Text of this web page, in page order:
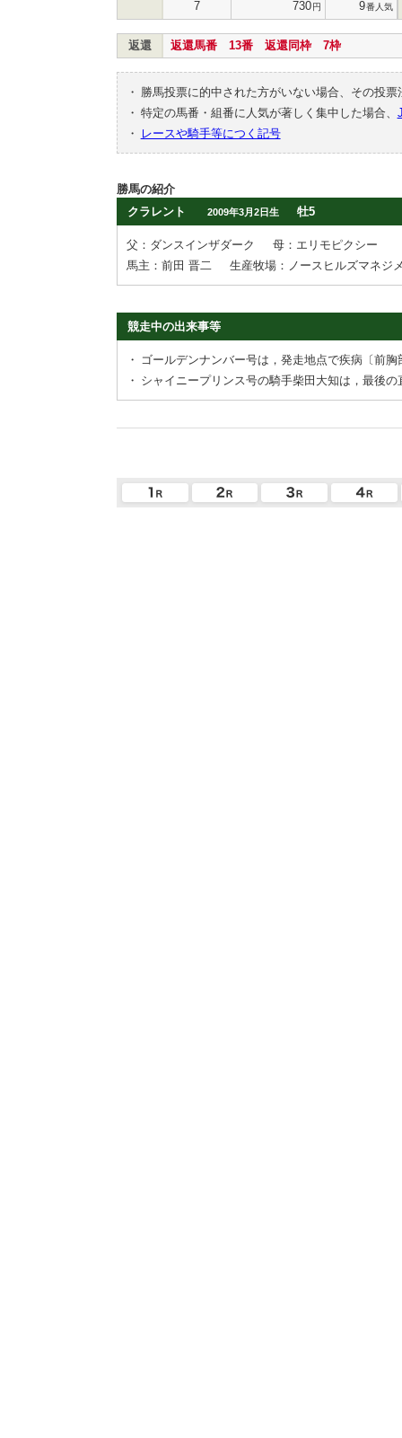
7 730円 9番人気
返還 返還馬番 13番 返還同枠 7枠
・
勝馬投票に的中された方がいない場合、その投
・ 特定の馬番・組番に人気が著しく集中した場合、
・
レースや騎手等につく記号
勝馬の紹介
クラレント
2009年3月2日生 牡5
父：ダンスインザダーク
母：エリモピクシー
馬主：前田 晋二
生産牧場：ノースヒルズマネジ
競走中の出来事等
・
ゴールデンナンバー号は，発走地点で疾病〔前
・ シャイニープリンス号の騎手柴田大知は，最後